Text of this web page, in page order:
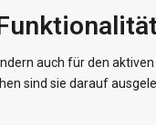
auch für den
sind sie darauf